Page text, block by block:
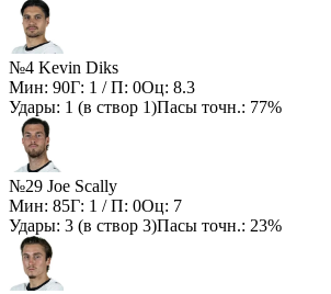
№4 Kevin Diks
Мин: 90Г: 1 / П: 0Оц: 8.3
Удары: 1 (в створ 1)Пасы точн.: 77%
№29 Joe Scally
Мин: 85Г: 1 / П: 0Оц: 7
Удары: 3 (в створ 3)Пасы точн.: 23%